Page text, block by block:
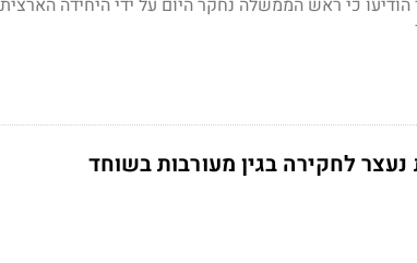
לחקירה בגין מעורבות בשוחד